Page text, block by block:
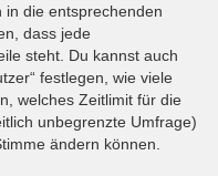
in die entsprechenden
dass jede
steht. Du kannst auch
festlegen, wie viele
welches Zeitlimit für die
unbegrenzte Umfrage)
ändern können.